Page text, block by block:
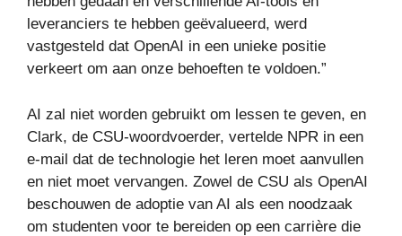
leveranciers te hebben geëvalueerd, werd
vastgesteld dat OpenAI in een unieke positie
verkeert om aan onze behoeften te voldoen.”
AI zal niet worden gebruikt om lessen te geven, en
Clark, de CSU-woordvoerder, vertelde NPR in een
e-mail dat de technologie het leren moet aanvullen
en niet moet vervangen. Zowel de CSU als OpenAI
beschouwen de adoptie van AI als een noodzaak
om studenten voor te bereiden op een carrière die